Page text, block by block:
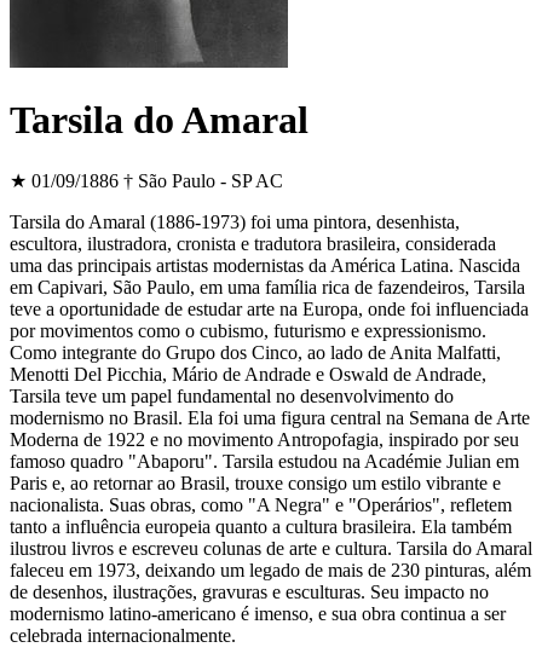
Tarsila do Amaral
★ 01/09/1886 † São Paulo - SP AC
Tarsila do Amaral (1886-1973) foi uma pintora, desenhista,
escultora, ilustradora, cronista e tradutora brasileira, considerada
uma das principais artistas modernistas da América Latina. Nascida
em Capivari, São Paulo, em uma família rica de fazendeiros, Tarsila
teve a oportunidade de estudar arte na Europa, onde foi influenciada
por movimentos como o cubismo, futurismo e expressionismo.
Como integrante do Grupo dos Cinco, ao lado de Anita Malfatti,
Menotti Del Picchia, Mário de Andrade e Oswald de Andrade,
Tarsila teve um papel fundamental no desenvolvimento do
modernismo no Brasil. Ela foi uma figura central na Semana de Arte
Moderna de 1922 e no movimento Antropofagia, inspirado por seu
famoso quadro "Abaporu". Tarsila estudou na Académie Julian em
Paris e, ao retornar ao Brasil, trouxe consigo um estilo vibrante e
nacionalista. Suas obras, como "A Negra" e "Operários", refletem
tanto a influência europeia quanto a cultura brasileira. Ela também
ilustrou livros e escreveu colunas de arte e cultura. Tarsila do Amaral
faleceu em 1973, deixando um legado de mais de 230 pinturas, além
de desenhos, ilustrações, gravuras e esculturas. Seu impacto no
modernismo latino-americano é imenso, e sua obra continua a ser
celebrada internacionalmente.